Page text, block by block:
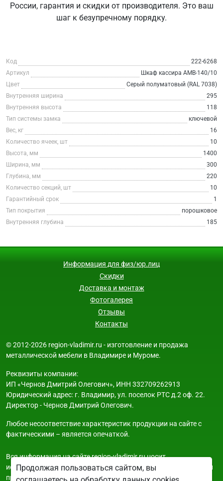
России, гарантия и скидки от производителя. Это ваш
шаг к безупречному порядку.
Код
222-6268
Артикул
Шкаф кассира AMB-140/10
Цвет
Серый полуматовый (RAL 7038)
Внутренняя ширина
295
Внутренняя высота
118
Тип системы замка
ключевой
Вес, кг
16
Количество ячеек, шт
10
Высота, мм
1400
Ширина, мм
300
Глубина, мм
220
Количество секций, шт
10
Гарантийный срок
1
Тип покрытия
порошковое
Внутренняя глубина
185
Информация для физ/юр.лиц
Скидки
Доставка и монтаж
Фотогалерея
Отзывы
Контакты
© 2012-2026 region-vladimir.ru - изготовление и продажа
металлической мебели в Владимире и Муроме.
Реквизиты компании:
ИП «Чернов Дмитрий Олегович», ИНН 332709262913
Юридический адрес: г. Владимир, ул. поселок РТС д.2 оф. 22.
Директор - Чернов Дмитрий Олегович.
Любое несоответствие характеристик продукции на сайте с
фактическими – является опечаткой.
Вся информация на сайте region-vladimir.ru носит
исключительно ознакомительный и справочный характер и ни
при каких условиях не является публичной офертой. Всю
Продолжая пользоваться сайтом, вы